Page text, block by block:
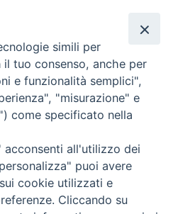
simili per
tuo consenso, anche per
e funzionalità semplici",
"misurazione" e
come specificato nella
all'utilizzo dei
puoi avere
cookie utilizzati e
Cliccando su